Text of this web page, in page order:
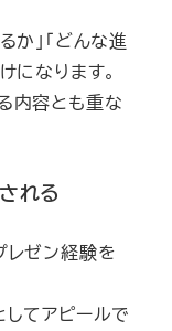
か」「どんな進
になります。
内容とも重な
れる
レゼン経験を
してアピールで